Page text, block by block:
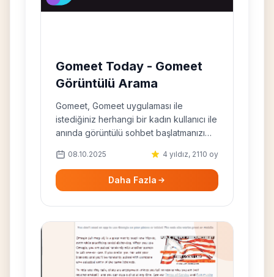
Gomeet Today - Gomeet
Görüntülü Arama
Gomeet, Gomeet uygulaması ile
istediğiniz herhangi bir kadın kullanıcı ile
anında görüntülü sohbet başlatmanızı
sohbet platformudur. Gomeet Today ile
ücretsiz olarak canlı sohbet edin.
08.10.2025 4 yıldız, 2110 oy
Daha Fazla